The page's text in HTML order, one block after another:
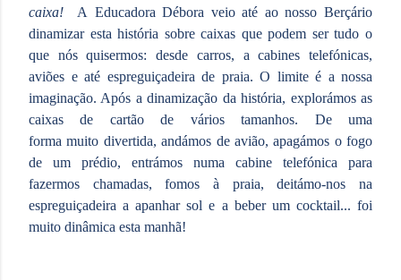
caixa!
A Educadora Débora veio até ao nosso Berçário
dinamizar esta história sobre caixas que podem ser tudo o
que nós quisermos: desde carros, a cabines telefónicas,
aviões e até espreguiçadeira de praia. O limite é a nossa
imaginação. Após a dinamização da história, explorámos as
caixas de cartão de vários tamanhos. De uma
forma muito divertida, andámos de avião, apagámos o fogo
de um prédio, entrámos numa cabine telefónica para
fazermos chamadas, fomos à praia, deitámo-nos na
espreguiçadeira a apanhar sol e a beber um cocktail... foi
muito dinâmica esta manhã!